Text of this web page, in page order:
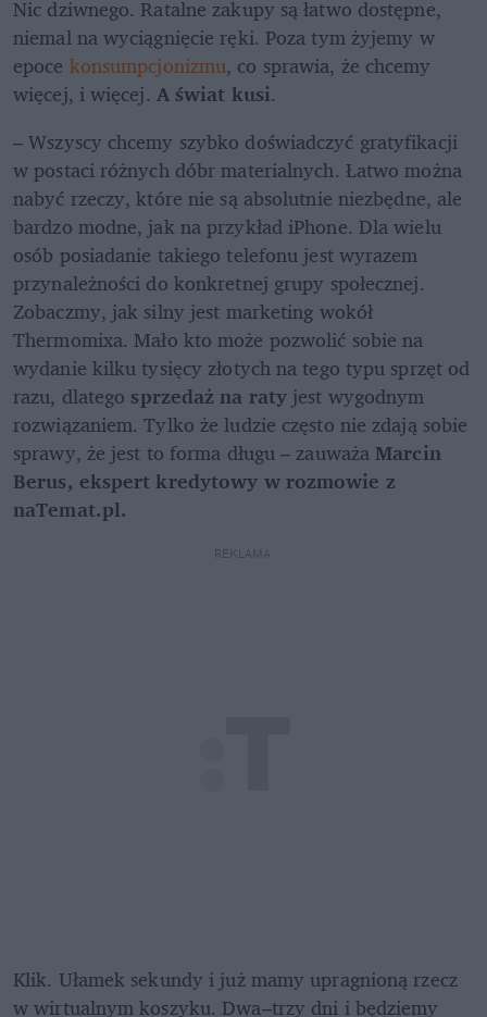
Nic dziwnego. Ratalne zakupy są łatwo dostępne,
niemal na wyciągnięcie ręki. Poza tym żyjemy w
epoce konsumpcjonizmu, co sprawia, że chcemy
więcej, i więcej. A świat kusi.
– Wszyscy chcemy szybko doświadczyć gratyfikacji
w postaci różnych dóbr materialnych. Łatwo można
nabyć rzeczy, które nie są absolutnie niezbędne, ale
bardzo modne, jak na przykład iPhone. Dla wielu
osób posiadanie takiego telefonu jest wyrazem
przynależności do konkretnej grupy społecznej.
Zobaczmy, jak silny jest marketing wokół
Thermomixa. Mało kto może pozwolić sobie na
wydanie kilku tysięcy złotych na tego typu sprzęt od
razu, dlatego sprzedaż na raty jest wygodnym
rozwiązaniem. Tylko że ludzie często nie zdają sobie
sprawy, że jest to forma długu – zauważa Marcin
Berus, ekspert kredytowy w rozmowie z
naTemat.pl.
REKLAMA
Klik. Ułamek sekundy i już mamy upragnioną rzecz
w wirtualnym koszyku. Dwa–trzy dni i będziemy